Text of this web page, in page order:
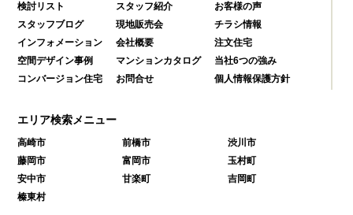
検討リスト
スタッフ紹介
お客様の声
スタッフブログ
現地販売会
チラシ情報
インフォメーション
会社概要
注文住宅
空間デザイン事例
マンションカタログ
当社6つの強み
コンバージョン住宅
お問合せ 個人情報保護方針
エリア検索メニュー
高崎市 前橋市
渋川市
藤岡市
富岡市
玉村町
安中市
甘楽町
吉岡町
榛東村